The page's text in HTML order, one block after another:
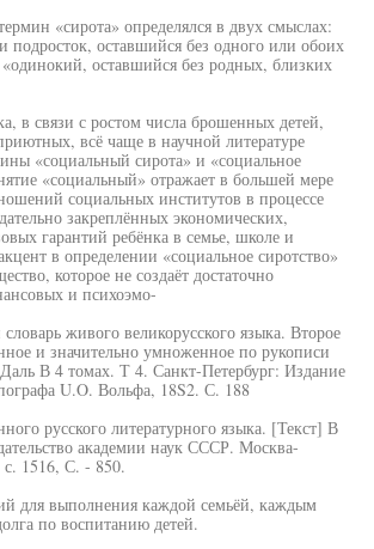
«сирота» определялся в двух смыслах:
подросток, оставшийся без одного или обоих
оставшийся без родных, близких
в связи с ростом числа брошенных детей,
всё чаще в научной литературе
«социальный сирота» и «социальное
«социальный» отражает в большей мере
социальных институтов в процессе
закреплённых экономических,
гарантий ребёнка в семье, школе и
в определении «социальное сиротство»
которое не создаёт достаточно
и психоэмо-
живого великорусского языка. Второе
и значительно умноженное по рукописи
В 4 томах. Т 4. Санкт-Петербург: Издание
U.O. Вольфа, 18S2. С. 188
русского литературного языка. [Текст] В
академии наук СССР. Москва-
1516, С. - 850.
для выполнения каждой семьёй, каждым
по воспитанию детей.